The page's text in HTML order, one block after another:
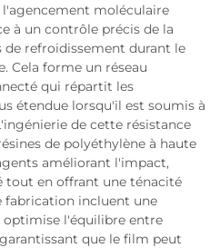
moléculaire
à un contrôle précis de la
de refroidissement durant le
Cela forme un réseau
qui répartit les
étendue lorsqu'il est soumis à
de cette résistance
de polyéthylène à haute
améliorant l'impact,
tout en offrant une ténacité
fabrication incluent une
l'équilibre entre
que le film peut